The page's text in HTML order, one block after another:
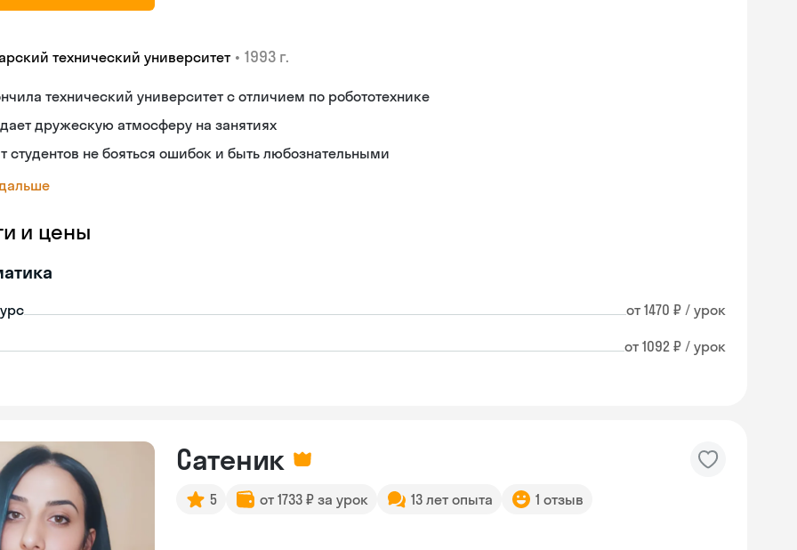
технический университет • 1993 г.
технический университет с отличием по робототехнике
дружескую атмосферу на занятиях
студентов не бояться ошибок и быть любознательными
и цены
от 1470 ₽ / урок
от 1092 ₽ / урок
Сатеник
5 от 1733 ₽ за урок 13 лет опыта 1 отзыв